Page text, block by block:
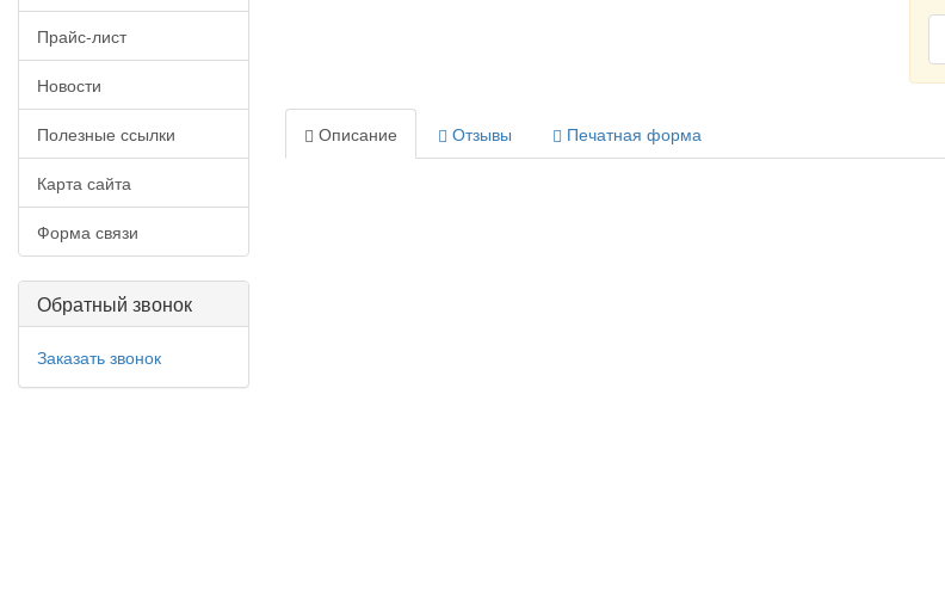
Прайс-лист
Новости
Полезные ссылки
Карта сайта
Форма связи
Обратный звонок
Заказать звонок
Описание Отзывы Печатная форма